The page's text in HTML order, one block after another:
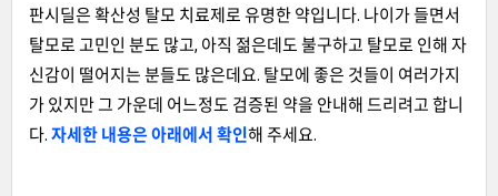
판시딜은 확산성 탈모 치료제로 유명한 약입니다. 나이가 들면서
탈모로 고민인 분도 많고, 아직 젊은데도 불구하고 탈모로 인해 자
신감이 떨어지는 분들도 많은데요. 탈모에 좋은 것들이 여러가지
가 있지만 그 가운데 어느정도 검증된 약을 안내해 드리려고 합니
다. 자세한 내용은 아래에서 확인해 주세요.